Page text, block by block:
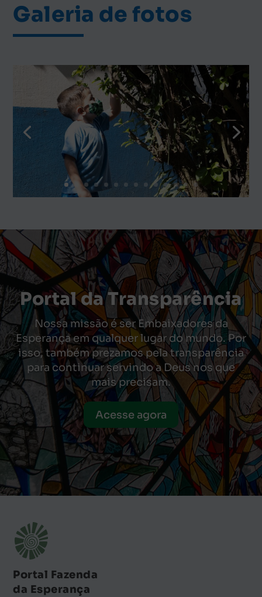
Galeria de fotos
Portal da Transparência
Nossa missão é ser Embaixadores da
Esperança em qualquer lugar do mundo. Por
isso, também prezamos pela transparência
para continuar servindo a Deus nos que
mais precisam.
Acesse agora
Portal Fazenda
da Esperança